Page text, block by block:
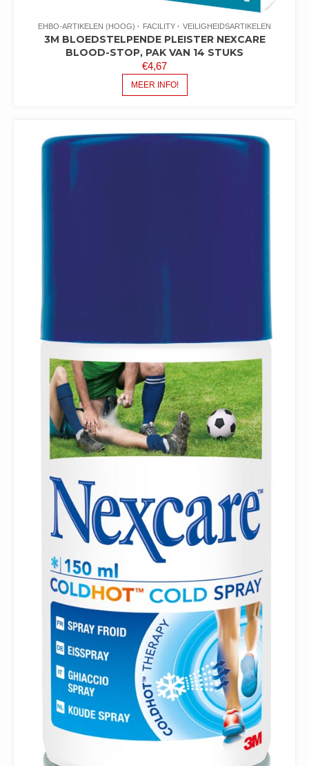
EHBO-ARTIKELEN (HOOG) FACILITY VEILIGHEIDSARTIKELEN
3M BLOEDSTELPENDE PLEISTER NEXCARE
BLOOD-STOP, PAK VAN 14 STUKS
€4,67
MEER INFO!